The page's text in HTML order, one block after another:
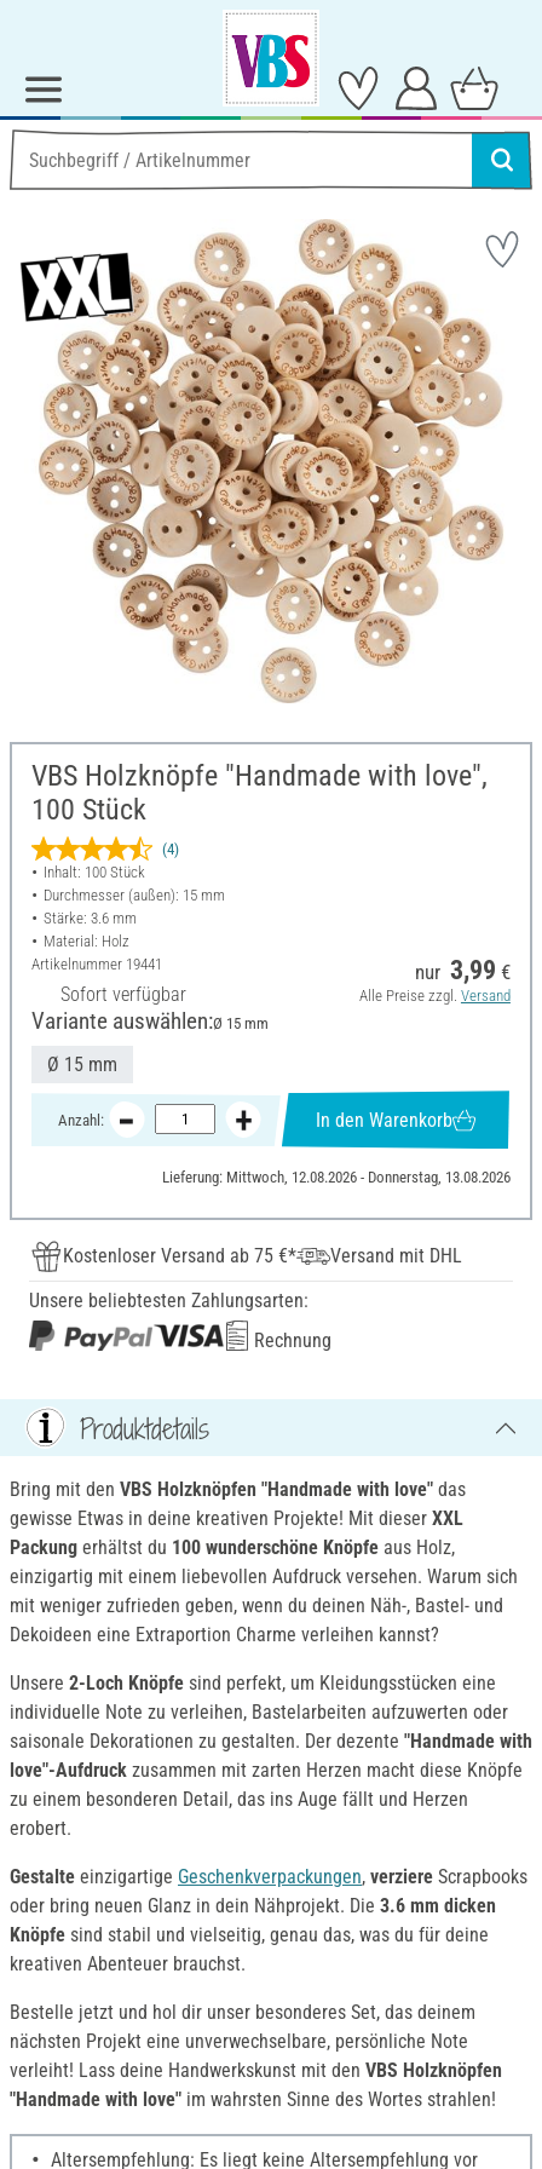
VBS Holzknöpfe "Handmade with love",
100 Stück
(4)
Inhalt: 100 Stück
Durchmesser (außen): 15 mm
Stärke: 3.6 mm
Material: Holz
Artikelnummer 19441
Sofort verfügbar
nur 3,99 €
Alle Preise zzgl. Versand
Variante auswählen:Ø 15 mm
Ø 15 mm
Anzahl: In den Warenkorb
Lieferung: Mittwoch, 12.08.2026 - Donnerstag, 13.08.2026
Kostenloser Versand ab 75 €*
Versand mit DHL
Unsere beliebtesten Zahlungsarten:
Rechnung
Produktdetails
Bring mit den VBS Holzknöpfen "Handmade with love" das
gewisse Etwas in deine kreativen Projekte! Mit dieser XXL
Packung erhältst du 100 wunderschöne Knöpfe aus Holz,
einzigartig mit einem liebevollen Aufdruck versehen. Warum sich
mit weniger zufrieden geben, wenn du deinen Näh-, Bastel- und
Dekoideen eine Extraportion Charme verleihen kannst?
Unsere 2-Loch Knöpfe sind perfekt, um Kleidungsstücken eine
individuelle Note zu verleihen, Bastelarbeiten aufzuwerten oder
saisonale Dekorationen zu gestalten. Der dezente "Handmade with
love"-Aufdruck zusammen mit zarten Herzen macht diese Knöpfe
zu einem besonderen Detail, das ins Auge fällt und Herzen
erobert.
Gestalte einzigartige Geschenkverpackungen, verziere Scrapbooks
oder bring neuen Glanz in dein Nähprojekt. Die 3.6 mm dicken
Knöpfe sind stabil und vielseitig, genau das, was du für deine
kreativen Abenteuer brauchst.
Bestelle jetzt und hol dir unser besonderes Set, das deinem
nächsten Projekt eine unverwechselbare, persönliche Note
verleiht! Lass deine Handwerkskunst mit den VBS Holzknöpfen
"Handmade with love" im wahrsten Sinne des Wortes strahlen!
Altersempfehlung: Es liegt keine Altersempfehlung vor